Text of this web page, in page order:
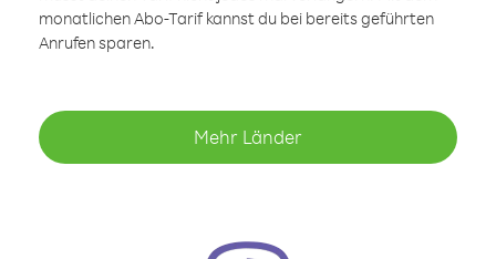
monatlichen Abo-Tarif kannst du bei bereits geführten
Anrufen sparen.
Mehr Länder